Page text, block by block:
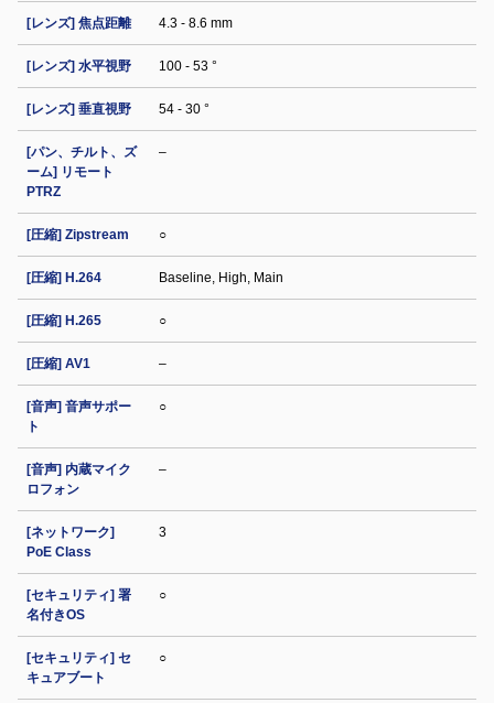
[レンズ] 焦点距離 4.3 - 8.6 mm
[レンズ] 水平視野 100 - 53 °
[レンズ] 垂直視野 54 - 30 °
[パン、チルト、ズ
ーム] リモート
PTRZ
–
[圧縮] Zipstream ○
[圧縮] H.264 Baseline, High, Main
[圧縮] H.265 ○
[圧縮] AV1 –
[音声] 音声サポー
ト
○
[音声] 内蔵マイク
ロフォン
–
[ネットワーク]
PoE Class
3
[セキュリティ] 署
名付きOS
○
[セキュリティ] セ
キュアブート
○